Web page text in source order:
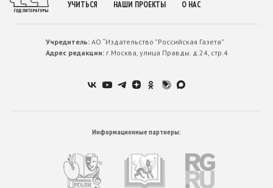
УЧИТЬСЯ
НАШИ ПРОЕКТЫ О НАС
Учредитель:АО “Издательство ”Российская Газета”
Адрес редакции:г.Москва, улица Правды. д.24, стр.4
Информационные партнеры: